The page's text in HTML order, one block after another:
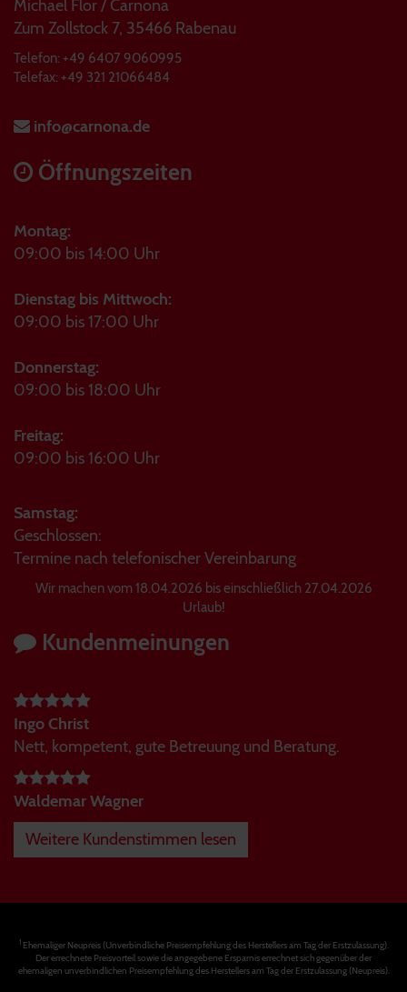
Michael Flor / Carnona
Zum Zollstock 7, 35466 Rabenau
Telefon: +49 6407 9060995
Telefax: +49 321 21066484
info@carnona.de
Öffnungszeiten
Montag:
09:00 bis 14:00 Uhr
Dienstag bis Mittwoch:
09:00 bis 17:00 Uhr
Donnerstag:
09:00 bis 18:00 Uhr
Freitag:
09:00 bis 16:00 Uhr
Samstag:
Geschlossen:
Termine nach telefonischer Vereinbarung
Wir machen vom 18.04.2026 bis einschließlich 27.04.2026
Urlaub!
Kundenmeinungen
Ingo Christ
Nett, kompetent, gute Betreuung und Beratung.
Waldemar Wagner
Weitere Kundenstimmen lesen
1Ehemaliger Neupreis (Unverbindliche Preisempfehlung des Herstellers am Tag der Erstzulassung).
Der errechnete Preisvorteil sowie die angegebene Ersparnis errechnet sich gegenüber der
ehemaligen unverbindlichen Preisempfehlung des Herstellers am Tag der Erstzulassung (Neupreis).